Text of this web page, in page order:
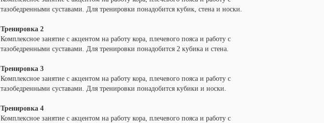
тазобедренными суставами. Для тренировки понадобится кубик, стена и носки.
Тренировка 2
Комплексное занятие с акцентом на работу кора, плечевого пояса и работу с
тазобедренными суставами. Для тренировки понадобится 2 кубика и стена.
Тренировка 3
Комплексное занятие с акцентом на работу кора, плечевого пояса и работу с
тазобедренными суставами. Для тренировки понадобится кубики и носки.
Тренировка 4
Комплексное занятие с акцентом на работу кора, плечевого пояса и работу с